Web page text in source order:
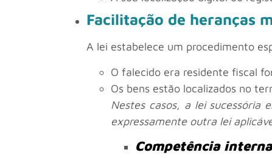
Facilitação de heranças
A lei estabelece um procedimento
O falecido era residente fiscal
Os bens estão localizados no
Nestes casos, a lei sucessória
expressamente outra lei
Competência